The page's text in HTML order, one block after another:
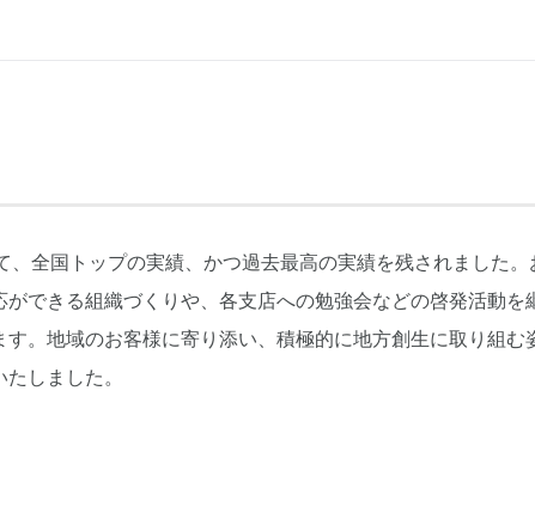
全国トップの実績、かつ過去最高の実績を残されました。
できる組織づくりや、各支店への勉強会などの啓発活動を
。地域のお客様に寄り添い、積極的に地方創生に取り組む
しました。